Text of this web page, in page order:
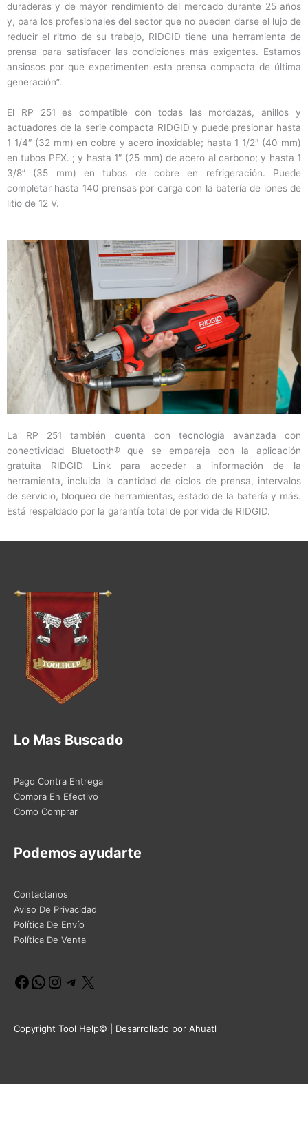
duraderas y de mayor rendimiento del mercado durante 25 años
y, para los profesionales del sector que no pueden darse el lujo de
reducir el ritmo de su trabajo, RIDGID tiene una herramienta de
prensa para satisfacer las condiciones más exigentes. Estamos
ansiosos por que experimenten esta prensa compacta de última
generación”.
El RP 251 es compatible con todas las mordazas, anillos y
actuadores de la serie compacta RIDGID y puede presionar hasta
1 1/4″ (32 mm) en cobre y acero inoxidable; hasta 1 1/2″ (40 mm)
en tubos PEX. ; y hasta 1″ (25 mm) de acero al carbono; y hasta 1
3/8” (35 mm) en tubos de cobre en refrigeración. Puede
completar hasta 140 prensas por carga con la batería de iones de
litio de 12 V.
La RP 251 también cuenta con tecnología avanzada con
conectividad Bluetooth® que se empareja con la aplicación
gratuita RIDGID Link para acceder a información de la
herramienta, incluida la cantidad de ciclos de prensa, intervalos
de servicio, bloqueo de herramientas, estado de la batería y más.
Está respaldado por la garantía total de por vida de RIDGID.
Lo Mas Buscado
Pago Contra Entrega
Compra En Efectivo
Como Comprar
Podemos ayudarte
Contactanos
Aviso De Privacidad
Política De Envío
Política De Venta
Facebook
WhatsApp
Instagram
Telegram
Copyright Tool Help© | Desarrollado por Ahuatl